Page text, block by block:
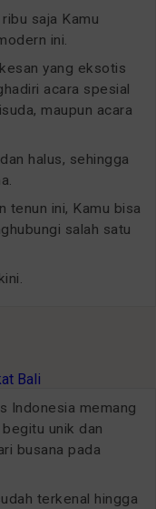
saja Kamu
ini.
yang eksotis
acara spesial
maupun acara
halus, sehingga
tenun ini, Kamu bisa
salah satu
Indonesia memang
unik dan
busana pada
terkenal hingga